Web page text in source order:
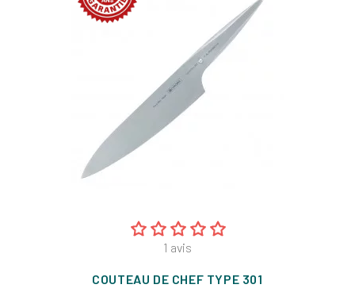
1 avis
COUTEAU DE CHEF TYPE 301